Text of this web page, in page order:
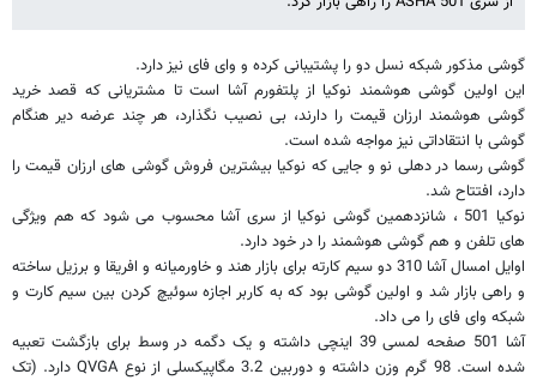
گوشی مذکور شبکه نسل دو را پشتیبانی کرده و وای فای نیز دارد.
این اولین گوشی هوشمند نوکیا از پلتفورم آشا است تا مشتریانی که قصد خرید
گوشی هوشمند ارزان قیمت را دارند، بی نصیب نگذارد، هر چند عرضه دیر هنگام
گوشی با انتقاداتی نیز مواجه شده است.
گوشی رسما در دهلی نو و جایی که نوکیا بیشترین فروش گوشی های ارزان قیمت را
دارد، افتتاح شد.
نوکیا 501 ، شانزدهمین گوشی نوکیا از سری آشا محسوب می شود که هم ویژگی
های تلفن و هم گوشی هوشمند را در خود دارد.
اوایل امسال آشا 310 دو سیم کارته برای بازار هند و خاورمیانه و افریقا و برزیل ساخته
و راهی بازار شد و اولین گوشی بود که به کاربر اجازه سوئیچ کردن بین سیم کارت و
شبکه وای فای را می داد.
آشا 501 صفحه لمسی 39 اینچی داشته و یک دگمه در وسط برای بازگشت تعبیه
شده است. 98 گرم وزن داشته و دوربین 3.2 مگاپیکسلی از نوع
QVGAدارد. (تک